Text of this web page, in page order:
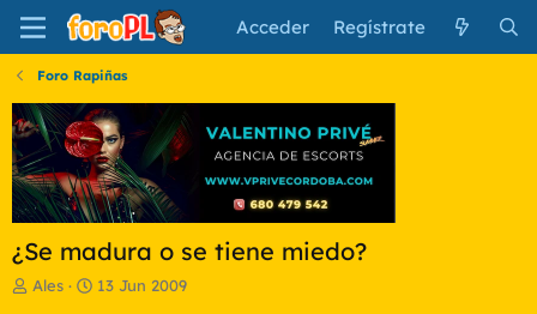
Acceder Regístrate
Foro Rapiñas
¿Se madura o se tiene miedo?
IAles
F13 Jun 2009